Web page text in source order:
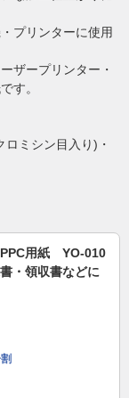
プリンターに使用
ザープリンター・
す。
ミシン目入り)・
PPC用紙 YO-010
・領収書などに